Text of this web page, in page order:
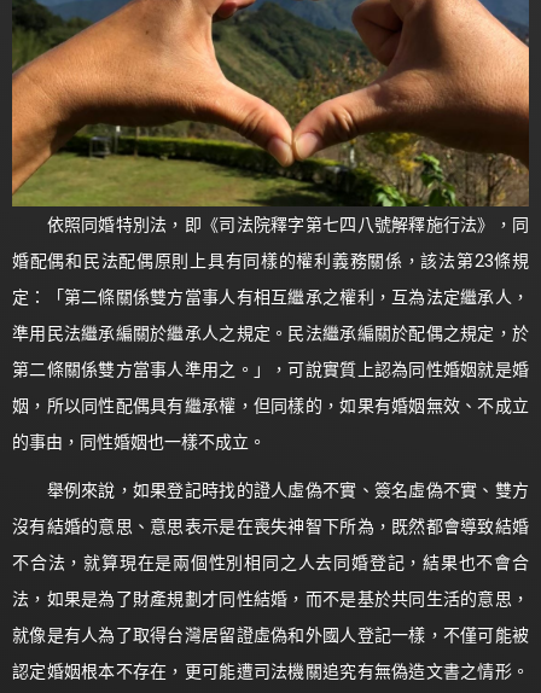
依照同婚特別法，即《司法院釋字第七四八號解釋施行法》，同
婚配偶和民法配偶原則上具有同樣的權利義務關係，該法第23條規
定：「第二條關係雙方當事人有相互繼承之權利，互為法定繼承人，
準用民法繼承編關於繼承人之規定。民法繼承編關於配偶之規定，於
第二條關係雙方當事人準用之。」，可說實質上認為同性婚姻就是婚
姻，所以同性配偶具有繼承權，但同樣的，如果有婚姻無效、不成立
的事由，同性婚姻也一樣不成立。
舉例來說，如果登記時找的證人虛偽不實、簽名虛偽不實、雙方
沒有結婚的意思、意思表示是在喪失神智下所為，既然都會導致結婚
不合法，就算現在是兩個性別相同之人去同婚登記，結果也不會合
法，如果是為了財產規劃才同性結婚，而不是基於共同生活的意思，
就像是有人為了取得台灣居留證虛偽和外國人登記一樣，不僅可能被
認定婚姻根本不存在，更可能遭司法機關追究有無偽造文書之情形。